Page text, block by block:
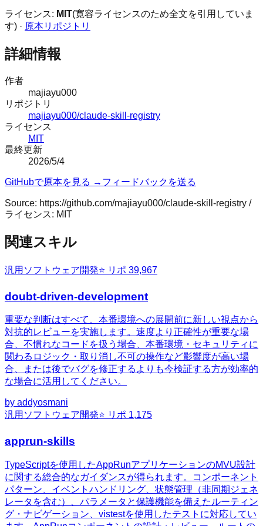
ライセンス: MIT(寛容ライセンスのため全文を引用していま
す) · 原本リポジトリ
詳細情報
作者
majiayu000
リポジトリ
majiayu000/claude-skill-registry
ライセンス
MIT
最終更新
2026/5/4
GitHubで原本を見る → フィードバックを送る
Source: https://github.com/majiayu000/claude-skill-registry /
ライセンス: MIT
関連スキル
汎用 ソフトウェア開発⭐ リポ 39,967
doubt-driven-development
重要な判断はすべて、本番環境への展開前に新しい視点から
対抗的レビューを実施します。速度より正確性が重要な場
合、不慣れなコードを扱う場合、本番環境・セキュリティに
関わるロジック・取り消し不可の操作など影響度が高い場
合、または後でバグを修正するよりも今検証する方が効率的
な場合に活用してください。
by addyosmani
汎用 ソフトウェア開発⭐ リポ 1,175
apprun-skills
TypeScriptを使用したAppRunアプリケーションのMVU設計
に関する総合的なガイダンスが得られます。コンポーネント
パターン、イベントハンドリング、状態管理（非同期ジェネ
レータを含む）、パラメータと保護機能を備えたルーティン
グ・ナビゲーション、vistestを使用したテストに対応してい